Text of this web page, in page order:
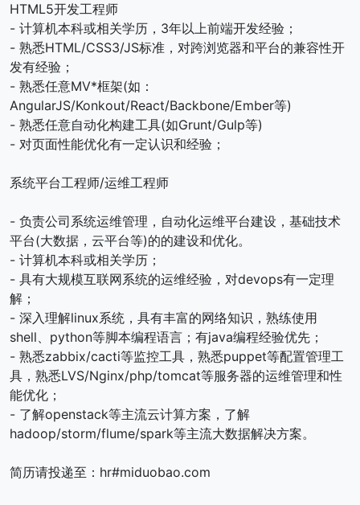
HTML5开发工程师
- 计算机本科或相关学历，3年以上前端开发经验；
- 熟悉HTML/CSS3/JS标准，对跨浏览器和平台的兼容性开
发有经验；
- 熟悉任意MV*框架(如：
AngularJS/Konkout/React/Backbone/Ember等)
- 熟悉任意自动化构建工具(如Grunt/Gulp等)
- 对页面性能优化有一定认识和经验；
系统平台工程师/运维工程师
- 负责公司系统运维管理，自动化运维平台建设，基础技术
平台(大数据，云平台等)的的建设和优化。
- 计算机本科或相关学历；
- 具有大规模互联网系统的运维经验，对devops有一定理
解；
- 深入理解linux系统，具有丰富的网络知识，熟练使用
shell、python等脚本编程语言；有java编程经验优先；
- 熟悉zabbix/cacti等监控工具，熟悉puppet等配置管理工
具，熟悉LVS/Nginx/php/tomcat等服务器的运维管理和性
能优化；
- 了解openstack等主流云计算方案，了解
hadoop/storm/flume/spark等主流大数据解决方案。
简历请投递至：hr#miduobao.com